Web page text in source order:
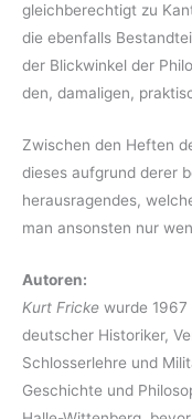
gleichberechtigt zu
die ebenfalls
der Blickwinkel der
den, damaligen,
Zwischen den Heften
dieses aufgrund derer
herausragendes,
man ansonsten nur
Autoren:
Kurt Fricke wurde 1967
deutscher Historiker,
Schlosserlehre und
Geschichte und